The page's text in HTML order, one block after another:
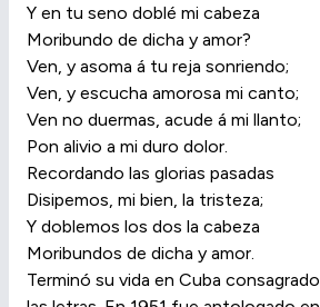
Y en tu seno doblé mi cabeza
Moribundo de dicha y amor?
Ven, y asoma á tu reja sonriendo;
Ven, y escucha amorosa mi canto;
Ven no duermas, acude á mi llanto;
Pon alivio a mi duro dolor.
Recordando las glorias pasadas
Disipemos, mi bien, la tristeza;
Y doblemos los dos la cabeza
Moribundos de dicha y amor.
Terminó su vida en Cuba